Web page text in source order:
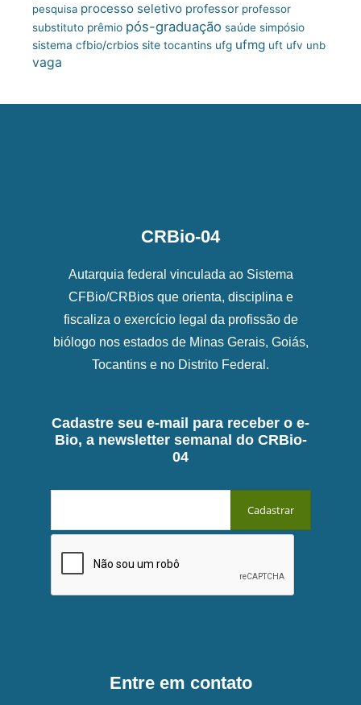
pesquisa processo seletivo professor professor
substituto prêmio pós-graduação saúde simpósio
sistema cfbio/crbios site tocantins ufg ufmg uft ufv unb
vaga
CRBio-04
Autarquia federal vinculada ao Sistema
CFBio/CRBios que orienta, disciplina e
fiscaliza o exercício legal da profissão de
biólogo nos estados de Minas Gerais, Goiás,
Tocantins e no Distrito Federal.
Cadastre seu e-mail para receber o e-
Bio, a newsletter semanal do CRBio-
04
Entre em contato